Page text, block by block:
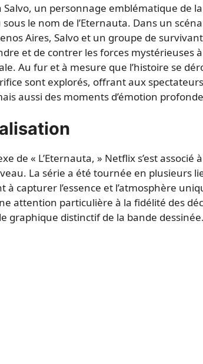
Salvo, un personnage emblématique de
le nom de l’Eternauta. Dans un
Aires, Salvo et un groupe de
et de contrer les forces mystérieuses à
Au fur et à mesure que l’histoire se
sont explorés, offrant aux
aussi des moments d’émotion
de « L’Eternauta, » Netflix s’est
La série a été tournée en plusieurs
à capturer l’essence et l’atmosphère
attention particulière à la fidélité des
graphique distinctif de la bande dessinée.